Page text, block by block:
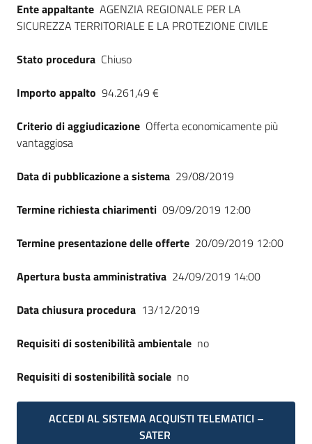
Ente appaltante AGENZIA REGIONALE PER LA
SICUREZZA TERRITORIALE E LA PROTEZIONE CIVILE
Stato procedura Chiuso
Importo appalto 94.261,49 €
Criterio di aggiudicazione Offerta economicamente più
vantaggiosa
Data di pubblicazione a sistema 29/08/2019
Termine richiesta chiarimenti 09/09/2019 12:00
Termine presentazione delle offerte 20/09/2019 12:00
Apertura busta amministrativa 24/09/2019 14:00
Data chiusura procedura 13/12/2019
Requisiti di sostenibilità ambientale no
Requisiti di sostenibilità sociale no
ACCEDI AL SISTEMA ACQUISTI TELEMATICI –
SATER